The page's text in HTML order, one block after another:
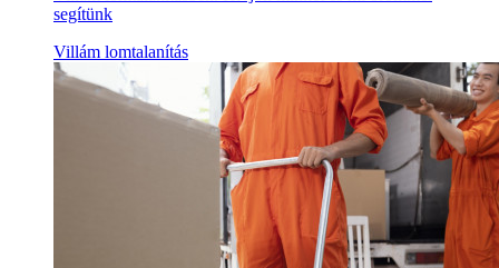
segítünk
Villám lomtalanítás